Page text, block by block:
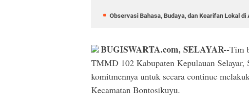
Observasi Bahasa, Budaya, dan Kearifan Lokal di
BUGISWARTA.com, SELAYAR--Tim
TMMD 102 Kabupaten Kepulauan
komitmennya untuk secara continue
Kecamatan Bontosikuyu.